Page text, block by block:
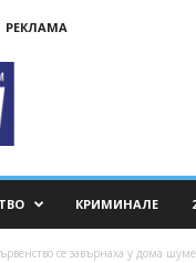
РЕКЛАМА
КРИМИНАЛЕ
се завърнаха у дома